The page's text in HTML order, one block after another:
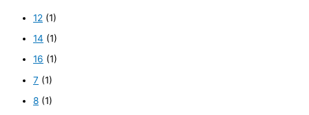
12 (1)
14 (1)
16 (1)
7 (1)
8 (1)